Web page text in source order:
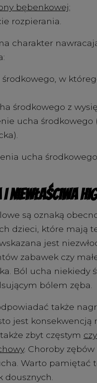
bębenkowej;
rozpierania.
charakter
w
środkowego z
ucha
ucha
niewłaściwa
są oznaką
dzieci, które mają
jest
zabawek czy
Ból ucha
bólem zęba.
także
jest
zbyt częstym
. Choroby
Warto pamiętać
dousznych.